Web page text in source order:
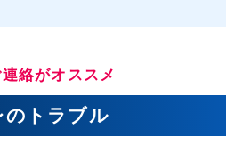
絡がオススメ
のトラブル